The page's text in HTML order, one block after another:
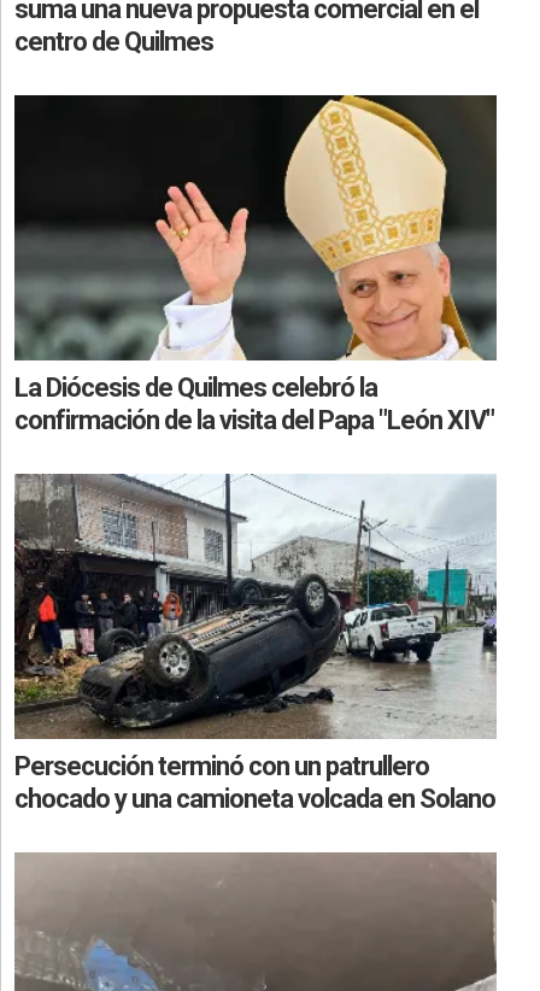
suma una nueva propuesta comercial en el
centro de Quilmes
La Diócesis de Quilmes celebró la
confirmación de la visita del Papa "León XIV"
Persecución terminó con un patrullero
chocado y una camioneta volcada en Solano